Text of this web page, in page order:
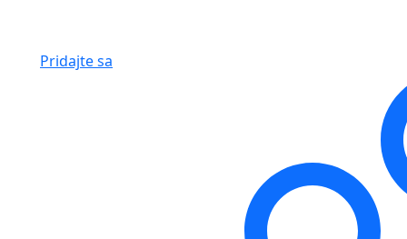
Pridajte sa